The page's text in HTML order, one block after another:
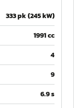
333 pk (245 kW)
1991 cc
4
9
6.9 s